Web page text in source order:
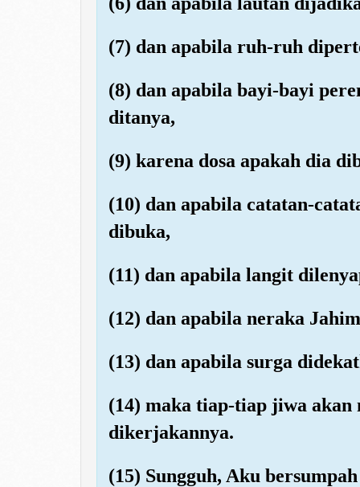
(7) dan apabila ruh-ruh
(8) dan apabila bayi-bayi
ditanya,
(9) karena dosa apakah dia
(10) dan apabila catatan-
dibuka,
(11) dan apabila langit
(12) dan apabila neraka
(13) dan apabila surga
(14) maka tiap-tiap jiwa akan
dikerjakannya.
(15) Sungguh, Aku